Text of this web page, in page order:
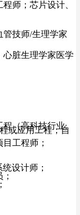
师；芯片设计、
管技师/生理学家
心脏生理学家医学
（高科技行业;
或应用工程；自
工程师；
设计师；